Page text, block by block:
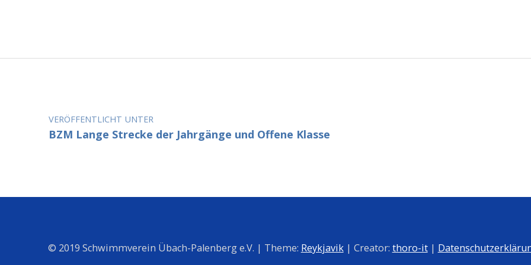
Beitragsnavigation
VERÖFFENTLICHT UNTER
BZM Lange Strecke der Jahrgänge und Offene Klasse
© 2019 Schwimmverein Übach-Palenberg e.V. | Theme: Reykjavik| Creator: thoro-it|